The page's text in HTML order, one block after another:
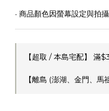
‧ 商品顏色因螢幕設定與拍
【超取 / 本島宅配】 滿
【離島 (澎湖、金門、